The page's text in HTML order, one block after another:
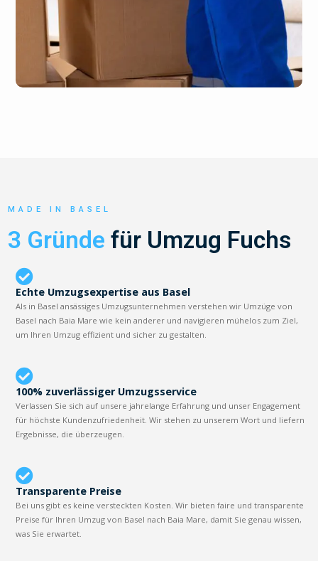
MADE IN BASEL
3 Gründe für Umzug Fuchs
Echte Umzugsexpertise aus Basel
Als in Basel ansässiges Umzugsunternehmen verstehen wir Umzüge von
Basel nach Baia Mare wie kein anderer und navigieren mühelos zum Ziel,
um Ihren Umzug effizient und sicher zu gestalten.
100% zuverlässiger Umzugsservice
Verlassen Sie sich auf unsere jahrelange Erfahrung und unser Engagement
für höchste Kundenzufriedenheit. Wir stehen zu unserem Wort und liefern
Ergebnisse, die überzeugen.
Transparente Preise
Bei uns gibt es keine versteckten Kosten. Wir bieten faire und transparente
Preise für Ihren Umzug von Basel nach Baia Mare, damit Sie genau wissen,
was Sie erwartet.